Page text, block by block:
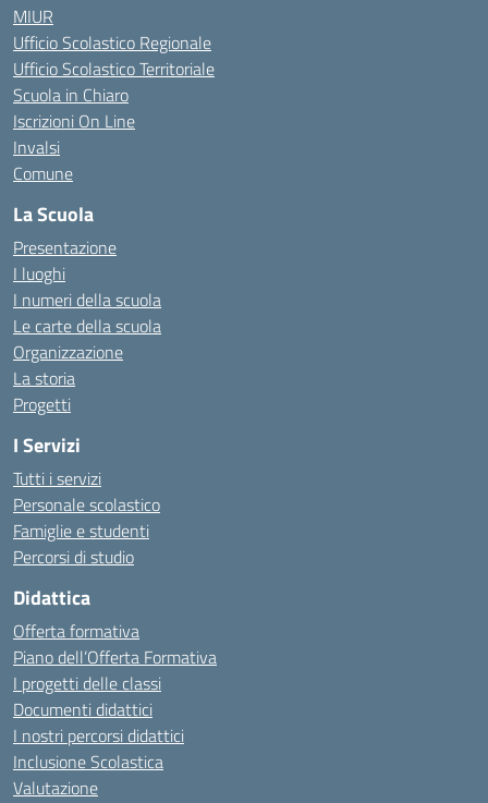
MIUR
Ufficio Scolastico Regionale
Ufficio Scolastico Territoriale
Scuola in Chiaro
Iscrizioni On Line
Invalsi
Comune
La Scuola
Presentazione
I luoghi
I numeri della scuola
Le carte della scuola
Organizzazione
La storia
Progetti
I Servizi
Tutti i servizi
Personale scolastico
Famiglie e studenti
Percorsi di studio
Didattica
Offerta formativa
Piano dell’Offerta Formativa
I progetti delle classi
Documenti didattici
I nostri percorsi didattici
Inclusione Scolastica
Valutazione